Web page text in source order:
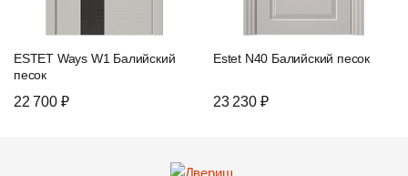
ESTET Ways W1 Балийский
песок
22 700 ₽
Estet N40 Балийский песок
23 230 ₽